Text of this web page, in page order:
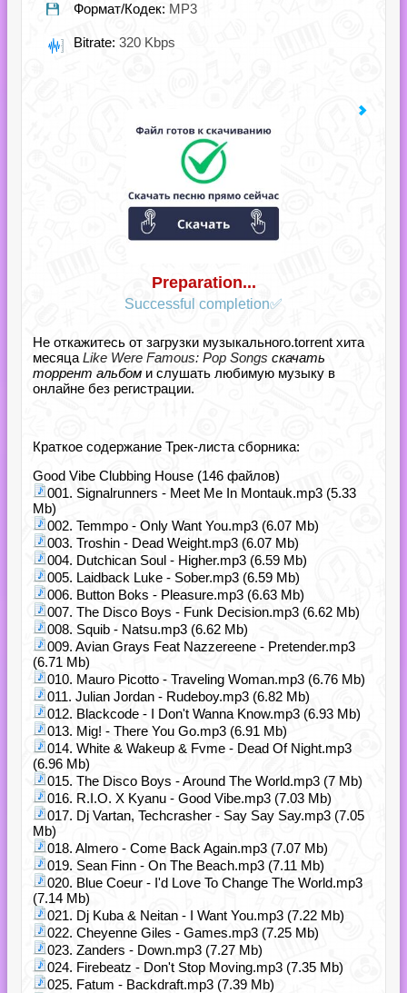
Формат/Кодек: MP3
Bitrate: 320 Kbps
Preparation...
Successful completion✅
Не откажитесь от загрузки музыкального.torrent хита
месяца Like Were Famous: Pop Songs скачать
торрент альбом и слушать любимую музыку в
онлайне без регистрации.
Краткое содержание Трек-листа сборника:
Good Vibe Clubbing House (146 файлов)
001. Signalrunners - Meet Me In Montauk.mp3 (5.33
Mb)
002. Temmpo - Only Want You.mp3 (6.07 Mb)
003. Troshin - Dead Weight.mp3 (6.07 Mb)
004. Dutchican Soul - Higher.mp3 (6.59 Mb)
005. Laidback Luke - Sober.mp3 (6.59 Mb)
006. Button Boks - Pleasure.mp3 (6.63 Mb)
007. The Disco Boys - Funk Decision.mp3 (6.62 Mb)
008. Squib - Natsu.mp3 (6.62 Mb)
009. Avian Grays Feat Nazzereene - Pretender.mp3
(6.71 Mb)
010. Mauro Picotto - Traveling Woman.mp3 (6.76 Mb)
011. Julian Jordan - Rudeboy.mp3 (6.82 Mb)
012. Blackcode - I Don't Wanna Know.mp3 (6.93 Mb)
013. Mig! - There You Go.mp3 (6.91 Mb)
014. White & Wakeup & Fvme - Dead Of Night.mp3
(6.96 Mb)
015. The Disco Boys - Around The World.mp3 (7 Mb)
016. R.I.O. X Kyanu - Good Vibe.mp3 (7.03 Mb)
017. Dj Vartan, Techcrasher - Say Say Say.mp3 (7.05
Mb)
018. Almero - Come Back Again.mp3 (7.07 Mb)
019. Sean Finn - On The Beach.mp3 (7.11 Mb)
020. Blue Coeur - I'd Love To Change The World.mp3
(7.14 Mb)
021. Dj Kuba & Neitan - I Want You.mp3 (7.22 Mb)
022. Cheyenne Giles - Games.mp3 (7.25 Mb)
023. Zanders - Down.mp3 (7.27 Mb)
024. Firebeatz - Don't Stop Moving.mp3 (7.35 Mb)
025. Fatum - Backdraft.mp3 (7.39 Mb)